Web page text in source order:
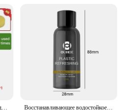
Advanced formula for
Comprehensive set with
for Plastic and Rubber
Автомобильная пластиковая отделка, стойкий Восстанавливающий внешний ремонт, более сияющее гидрофобное покрытие, чистый Восстанавливающий агент S24 Восстанавливающее водостойкое пластиковое покрытие для автомобиля, 30/50 мл